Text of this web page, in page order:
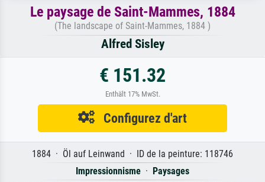
Le paysage de Saint-Mammes, 1884
(The landscape of Saint-Mammes, 1884 )
Alfred Sisley
€ 151.32
Enthält 17% MwSt.
Configurez d'art
1884 · Öl auf Leinwand · ID de la peinture: 118746
Impressionnisme · Paysages